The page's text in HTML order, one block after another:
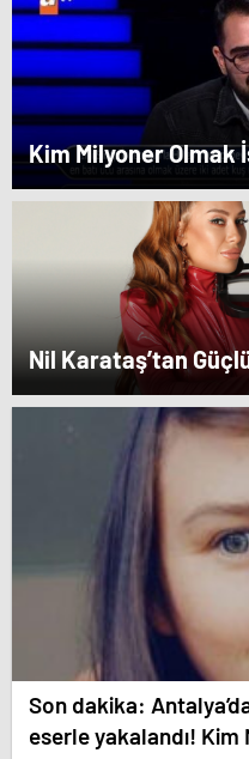
Kim Milyoner Olmak
değerindeki soru
Nil Karataş’tan
Yayında!
Son dakika:
eserle yakalandı! Kim